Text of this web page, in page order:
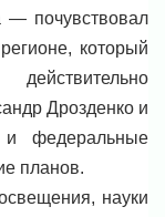
почувствовал
который
Дрозденко и
и федеральные
планов.
науки